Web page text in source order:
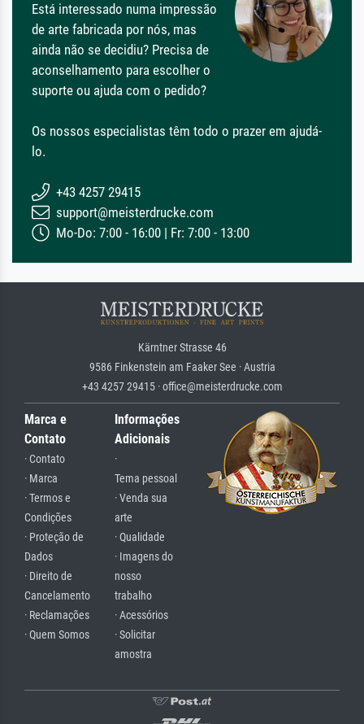
Está interessado numa impressão
de arte fabricada por nós, mas
ainda não se decidiu? Precisa de
aconselhamento para escolher o
suporte ou ajuda com o pedido?
Os nossos especialistas têm todo o prazer em ajudá-
lo.
+43 4257 29415
support@meisterdrucke.com
Mo-Do: 7:00 - 16:00 | Fr: 7:00 - 13:00
Kärntner Strasse 46
9586 Finkenstein am Faaker See · Austria
+43 4257 29415 · office@meisterdrucke.com
Marca e
Contato
· Contato
· Marca
· Termos e
Condições
· Proteção de
Dados
· Direito de
Cancelamento
· Reclamações
· Quem Somos
Informações
Adicionais
·
Tema pessoal
· Venda sua
arte
· Qualidade
· Imagens do
nosso
trabalho
· Acessórios
· Solicitar
amostra